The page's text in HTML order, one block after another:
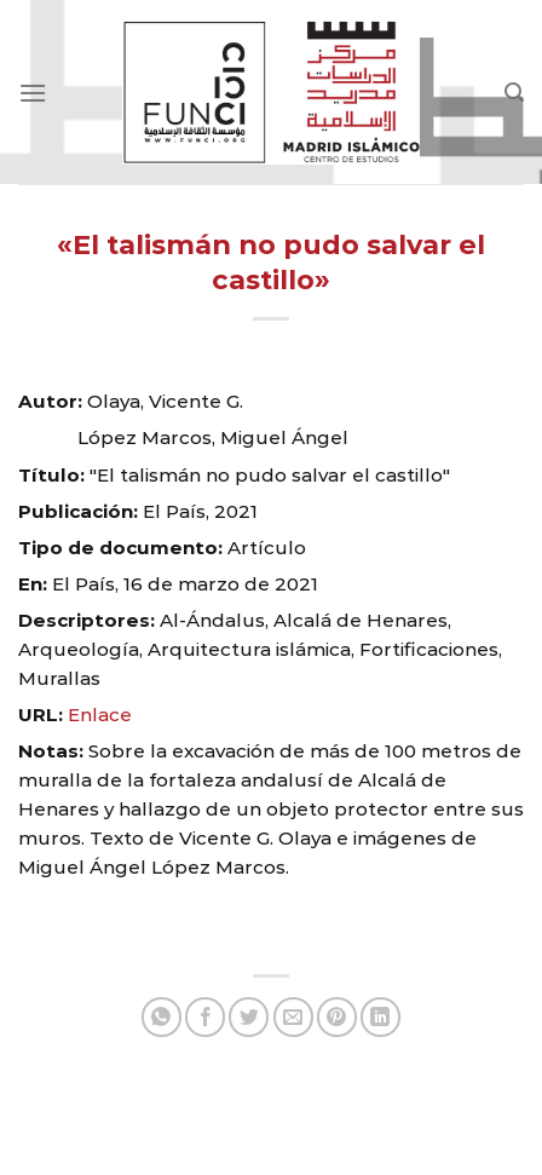
«El talismán no pudo salvar el
castillo»
Autor: Olaya, Vicente G.
López Marcos, Miguel Ángel
Título: "El talismán no pudo salvar el castillo"
Publicación: El País, 2021
Tipo de documento: Artículo
En: El País, 16 de marzo de 2021
Descriptores: Al-Ándalus, Alcalá de Henares,
Arqueología, Arquitectura islámica, Fortificaciones,
Murallas
URL: Enlace
Notas: Sobre la excavación de más de 100 metros de
muralla de la fortaleza andalusí de Alcalá de
Henares y hallazgo de un objeto protector entre sus
muros. Texto de Vicente G. Olaya e imágenes de
Miguel Ángel López Marcos.